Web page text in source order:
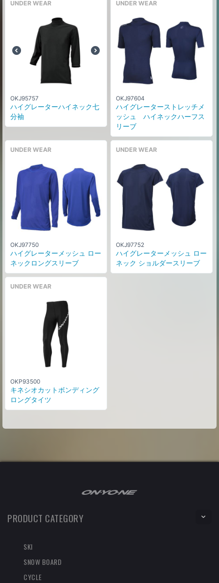
UNDER WEAR
OKJ95757
ハイグレーターハイネック七
分袖
UNDER WEAR
OKJ97604
ハイグレーターストレッチメ
ッシュ ハイネックハーフス
リーブ
UNDER WEAR
OKJ97750
ハイグレーターメッシュ ロー
ネックロングスリーブ
UNDER WEAR
OKJ97752
ハイグレーターメッシュ ロー
ネック ショルダースリーブ
UNDER WEAR
OKP93500
キネシオカットボンディング
ロングタイツ
PRODUCT CATEGORY
SKI
SNOW BOARD
CYCLE